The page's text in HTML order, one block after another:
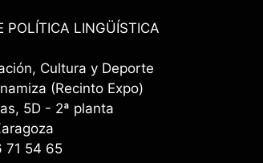
POLÍTICA LINGÜÍSTICA
Cultura y Deporte
(Recinto Expo)
5D - 2ª planta
71 54 65